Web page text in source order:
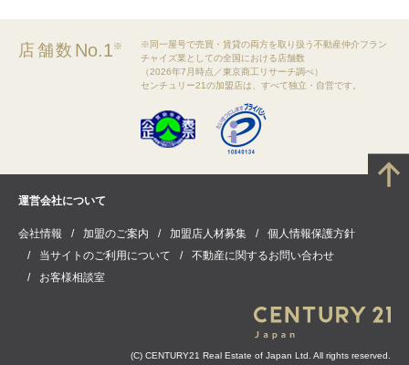
店舗数 No.1※
※同一屋号で売買・賃貸の両方を取り扱う不動産仲介フラン
チャイズ業としての全国における店舗数
（2026年7月時点／東京商工リサーチ調べ）
センチュリー21の加盟店は、すべて独立・自営です。
運営会社について
会社情報 加盟のご案内 加盟店人材募集
個人情報保護方針
当サイトのご利用について
不動産に関するお問い合わせ
お客様相談室
(C) CENTURY21 Real Estate of Japan Ltd. All rights reserved.